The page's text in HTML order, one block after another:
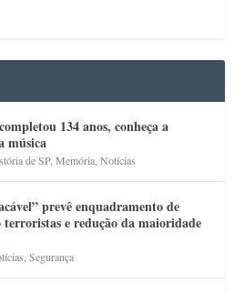
134 anos, conheça a
música
de SP,Memória ,Notícias
prevê enquadramento de
terroristas e redução da maioridade
,Segurança